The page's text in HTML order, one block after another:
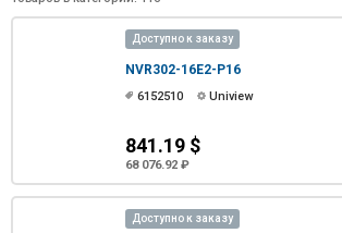
Доступно к заказу
NVR302-16E2-P16
6152510 Uniview
841.19 $
68 076.92 ₽
Доступно к заказу